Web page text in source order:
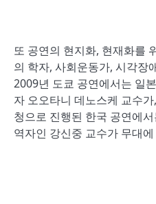
또 공연의 현지화, 현재화를
의 학자, 사회운동가, 시각장
2009년 도쿄 공연에서는 일
자 오오타니 데노스케 교수가
청으로 진행된 한국 공연에
역자인 강신중 교수가 무대